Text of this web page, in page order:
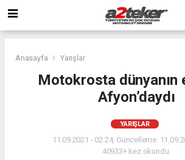
Anasayfa Yarışlar
Motokrosta dünyanın
Afyon’daydı
YARIŞLAR
11.09.2021 - 02:24, Güncelleme:
40933+ kez okundu.